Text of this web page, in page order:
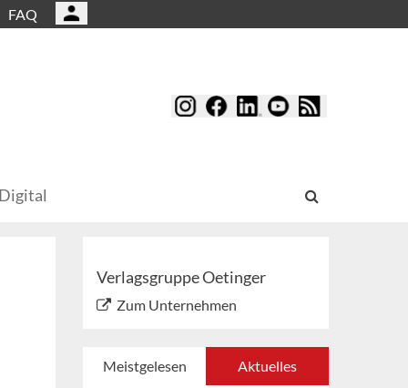
FAQ
Verlagsgruppe Oetinger
Zum Unternehmen
Meistgelesen Aktuelles